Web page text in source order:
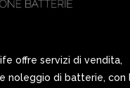
offre servizi di vendita,
noleggio di batterie, con